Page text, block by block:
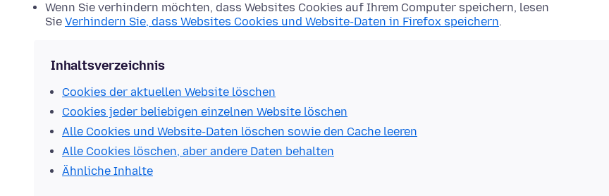
Wenn Sie verhindern möchten, dass Websites Cookies auf Ihrem Computer speichern, lesen
Sie Verhindern Sie, dass Websites Cookies und Website-Daten in Firefox speichern.
Inhaltsverzeichnis
Cookies der aktuellen Website löschen
Cookies jeder beliebigen einzelnen Website löschen
Alle Cookies und Website-Daten löschen sowie den Cache leeren
Alle Cookies löschen, aber andere Daten behalten
Ähnliche Inhalte